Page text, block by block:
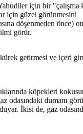
için bir "çalışma
için güzel görünmesini
döşenmeden önce)
görür.
getirmesi ve içeri
köpekleri
odasındaki dumanı
İkisi de, gaz